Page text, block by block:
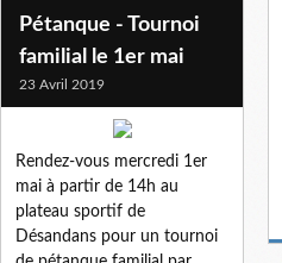
Pétanque - Tournoi
familial le 1er mai
23 Avril 2019
Rendez-vous mercredi 1er
mai à partir de 14h au
plateau sportif de
Désandans pour un tournoi